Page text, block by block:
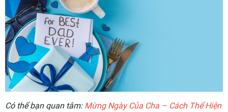
Có thể bạn quan tâm: Mừng Ngày Của Cha – Cách Thể Hiện